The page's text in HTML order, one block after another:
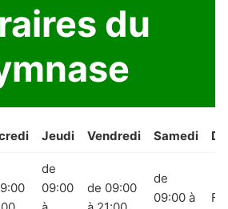
du
Jeudi Vendredi Samedi
de
09:00
de 09:00
de
09:00 à